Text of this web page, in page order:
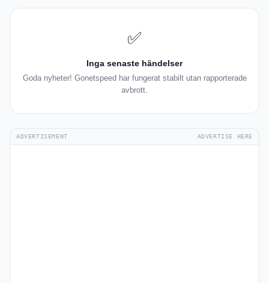
✅
Inga senaste händelser
Goda nyheter! Gonetspeed har fungerat stabilt utan rapporterade
avbrott.
ADVERTISEMENT ADVERTISE HERE